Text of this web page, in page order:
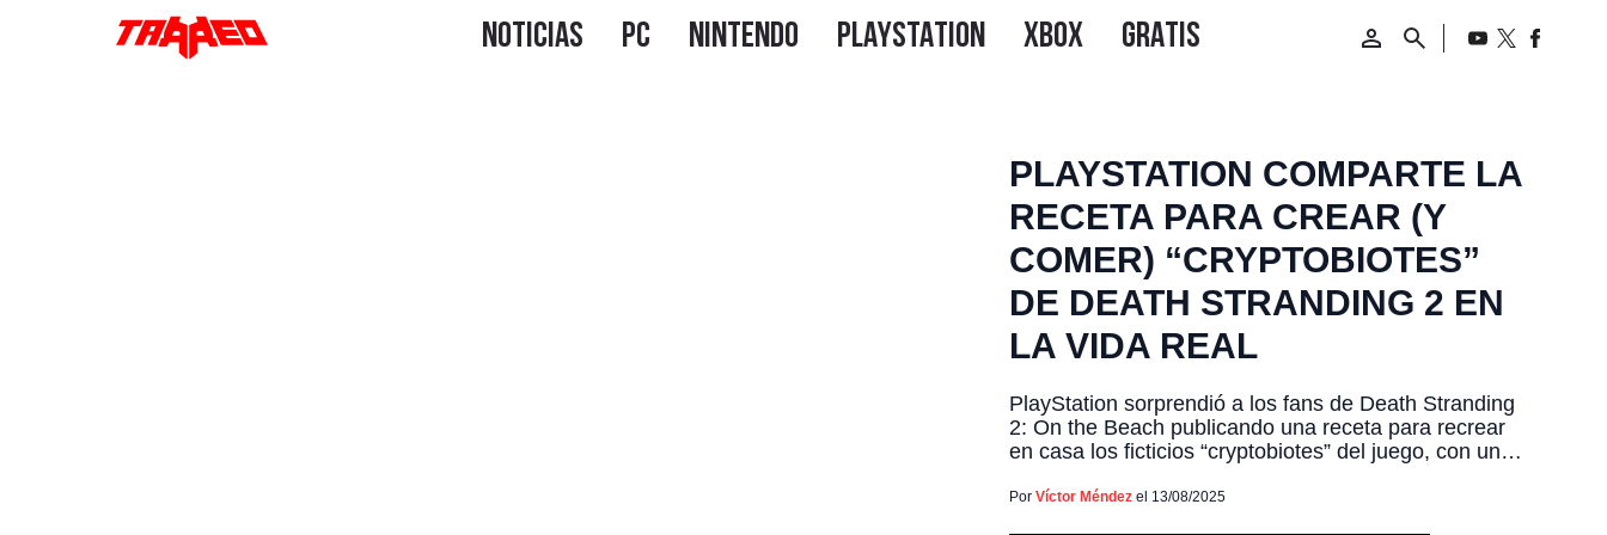
PLAYSTATION COMPARTE LA
RECETA PARA CREAR (Y
COMER) “CRYPTOBIOTES”
DE DEATH STRANDING 2 EN
LA VIDA REAL
PlayStation sorprendió a los fans de Death Stranding
2: On the Beach publicando una receta para recrear
en casa los ficticios “cryptobiotes” del juego, con un
saga, que una propuesta gastronómica convencional.
Por Víctor Méndez el 13/08/2025